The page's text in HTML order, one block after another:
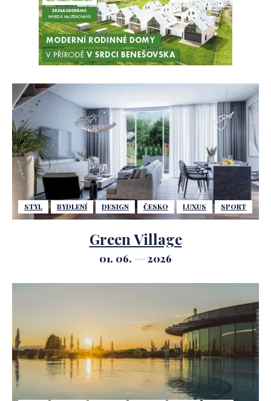
STYL BYDLENÍ DESIGN ČESKO LUXUS SPORT
Green Village
01. 06. 2026